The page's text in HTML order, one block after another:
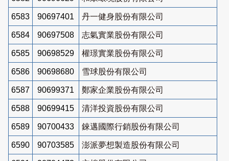
6583 90697401 丹一健身股份有限公司
6584 90697508 志氣實業股份有限公司
6585 90698529 權璟實業股份有限公司
6586 90698680 雪球股份有限公司
6587 90699371 鄭家企業股份有限公司
6588 90699415 清洋投資股份有限公司
6589 90700433 錸邁國際行銷股份有限公司
6590 90703585 澎派夢想製造股份有限公司